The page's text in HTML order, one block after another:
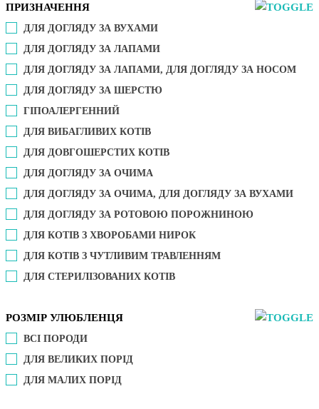
ПРИЗНАЧЕННЯ
ДЛЯ ДОГЛЯДУ ЗА ВУХАМИ
ДЛЯ ДОГЛЯДУ ЗА ЛАПАМИ
ДЛЯ ДОГЛЯДУ ЗА ЛАПАМИ, ДЛЯ ДОГЛЯДУ ЗА НОСОМ
ДЛЯ ДОГЛЯДУ ЗА ШЕРСТЮ
ГІПОАЛЕРГЕННИЙ
ДЛЯ ВИБАГЛИВИХ КОТІВ
ДЛЯ ДОВГОШЕРСТИХ КОТІВ
ДЛЯ ДОГЛЯДУ ЗА ОЧИМА
ДЛЯ ДОГЛЯДУ ЗА ОЧИМА, ДЛЯ ДОГЛЯДУ ЗА ВУХАМИ
ДЛЯ ДОГЛЯДУ ЗА РОТОВОЮ ПОРОЖНИНОЮ
ДЛЯ КОТІВ З ХВОРОБАМИ НИРОК
ДЛЯ КОТІВ З ЧУТЛИВИМ ТРАВЛЕННЯМ
ДЛЯ СТЕРИЛІЗОВАНИХ КОТІВ
РОЗМІР УЛЮБЛЕНЦЯ
ВСІ ПОРОДИ
ДЛЯ ВЕЛИКИХ ПОРІД
ДЛЯ МАЛИХ ПОРІД